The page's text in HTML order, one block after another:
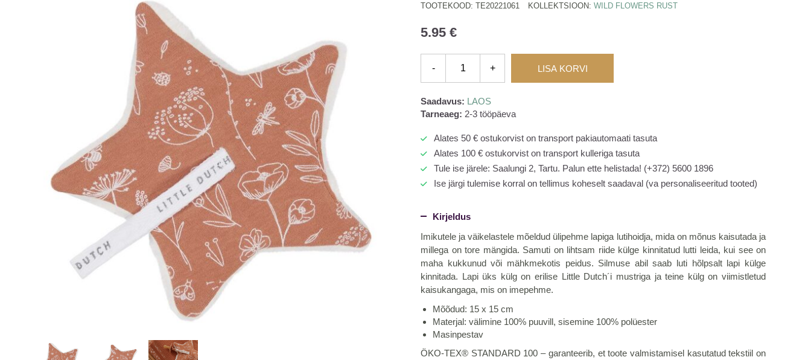
TOOTEKOOD: TE20221061 KOLLEKTSIOON: WILD FLOWERS RUST
5.95 €
-
Dutch
lutihoidja
´Wild
Flowers
´
kogus
+ LISA KORVI
Saadavus: LAOS
Tarneaeg: 2-3 tööpäeva
Alates 50 € ostukorvist on transport pakiautomaati tasuta
Alates 100 € ostukorvist on transport kulleriga tasuta
Tule ise järele: Saalungi 2, Tartu. Palun ette helistada! (+372) 5600 1896
Ise järgi tulemise korral on tellimus koheselt saadaval (va personaliseeritud tooted)
Kirjeldus
Imikutele ja väikelastele mõeldud ülipehme lapiga lutihoidja, mida on mõnus kaisutada ja
millega on tore mängida. Samuti on lihtsam riide külge kinnitatud lutti leida, kui see on
maha kukkunud või mähkmekotis peidus. Silmuse abil saab luti hõlpsalt lapi külge
kinnitada. Lapi üks külg on erilise Little Dutch´i mustriga ja teine külg on viimistletud
kaisukangaga, mis on imepehme.
Mõõdud: 15 x 15 cm
Materjal: välimine 100% puuvill, sisemine 100% polüester
Masinpestav
ÖKO-TEX® STANDARD 100 – garanteerib, et toote valmistamisel kasutatud tekstiil on